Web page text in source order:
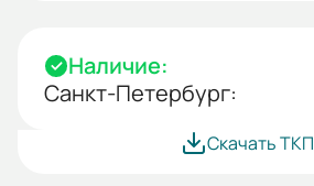
Наличие:
Санкт-Петербург:
Скачать ТКП